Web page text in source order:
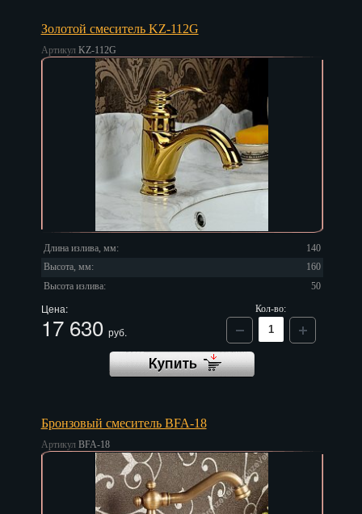
Золотой смеситель KZ-112G
Артикул KZ-112G
Длина излива, мм:
140
Высота, мм:
160
Высота излива:
50
Цена:
17 630 руб.
Кол-во:
Бронзовый смеситель BFA-18
Артикул BFA-18